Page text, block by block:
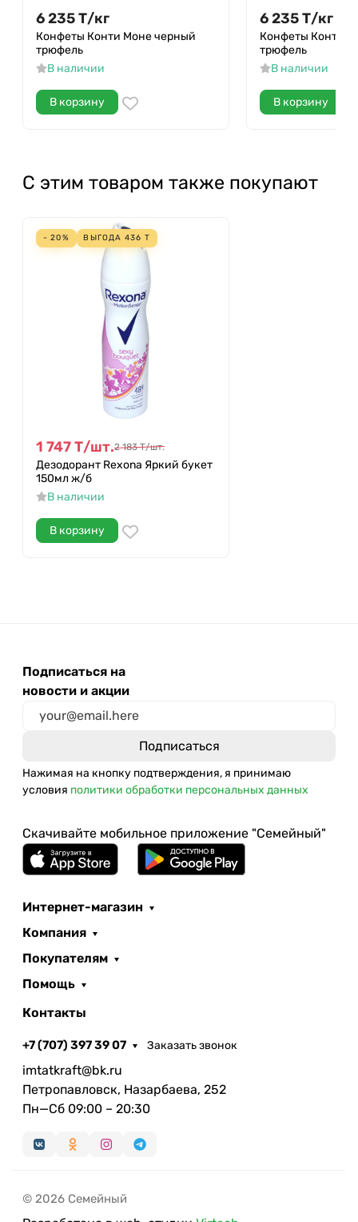
6 235Т/кг
Конфеты Конти Моне черный
трюфель
В наличии
В корзину
6 235Т/кг
Конфеты Конти
трюфель
В наличии
В корзину
С этим товаром также покупают
- 20% ВЫГОДА 436 Т
1 747Т/шт.2 183 Т/шт.
Дезодорант Rexona Яркий букет
150мл ж/б
В наличии
В корзину
Подписаться на
новости и акции
Нажимая на кнопку подтверждения, я принимаю
условия политики обработки персональных данных
Скачивайте мобильное приложение "Семейный"
Интернет-магазин
Компания
Покупателям
Помощь
Контакты
+7 (707) 397 39 07 Заказать звонок
imtatkraft@bk.ru
Петропавловск, Назарбаева, 252
Пн—Сб 09:00 – 20:30
© 2026 Семейный